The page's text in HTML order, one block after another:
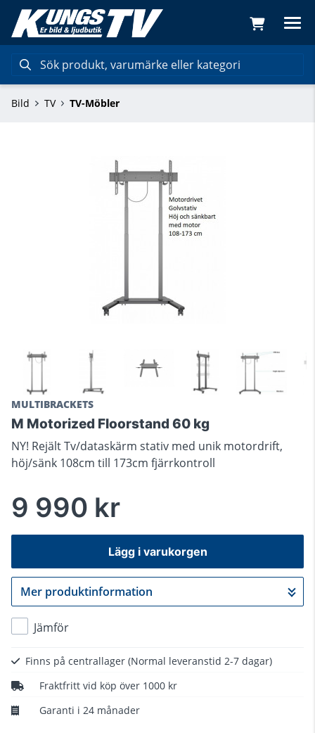
Bild TV TV-Möbler
MULTIBRACKETS
M Motorized Floorstand 60 kg
NY! Rejält Tv/dataskärm stativ med unik motordrift,
höj/sänk 108cm till 173cm fjärrkontroll
9 990 kr
Lägg i varukorgen
Gå till kassan
Mer produktinformation
Jämför
Finns på centrallager (Normal leveranstid 2-7 dagar)
Fraktfritt vid köp över 1000 kr
Garanti i 24 månader